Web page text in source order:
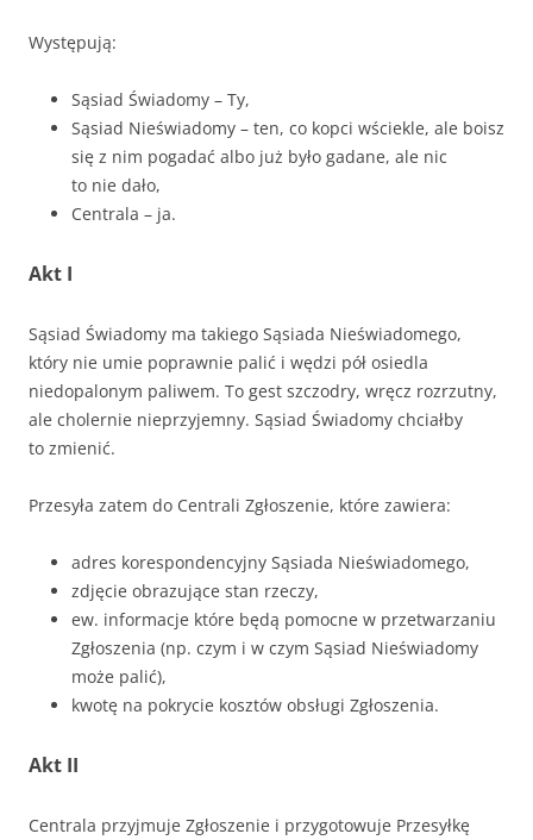
Występują:
Sąsiad Świadomy – Ty,
Sąsiad Nieświadomy – ten, co kopci wściekle, ale boisz
się z nim pogadać albo już było gadane, ale nic
to nie dało,
Centrala – ja.
Akt I
Sąsiad Świadomy ma takiego Sąsiada Nieświadomego,
który nie umie poprawnie palić i wędzi pół osiedla
niedopalonym paliwem. To gest szczodry, wręcz rozrzutny,
ale cholernie nieprzyjemny. Sąsiad Świadomy chciałby
to zmienić.
Przesyła zatem do Centrali Zgłoszenie, które zawiera:
adres korespondencyjny Sąsiada Nieświadomego,
zdjęcie obrazujące stan rzeczy,
ew. informacje które będą pomocne w przetwarzaniu
Zgłoszenia (np. czym i w czym Sąsiad Nieświadomy
może palić),
kwotę na pokrycie kosztów obsługi Zgłoszenia.
Akt II
Centrala przyjmuje Zgłoszenie i przygotowuje Przesyłkę